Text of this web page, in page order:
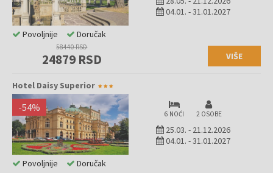
04.01. -31.01.2027
58440 RSD
24879 RSD VIŠE
Povoljnije Doručak
Hotel Daisy Superior
-54% 6 NOĆI 2 OSOBE
25.03. - 21.12.2026
04.01. -31.01.2027
Povoljnije Doručak